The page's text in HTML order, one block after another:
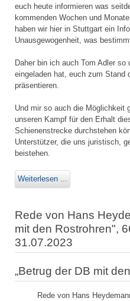
euch heute informieren was
kommenden Wochen und
haben wir hier in Stuttgart ein
Unausgewogenheit, was
Daher bin ich auch Tom Adler
eingeladen hat, euch zum Stand
präsentieren.
Und mir so auch die Möglichkeit
unseren Kampf für den Erhalt
Schienenstrecke durchstehen
Unterstützer, die uns juristisch,
beistehen.
Weiterlesen ...
Rede von Hans
mit den Rostrohren",
31.07.2023
„Betrug der DB mit
Rede von Hans